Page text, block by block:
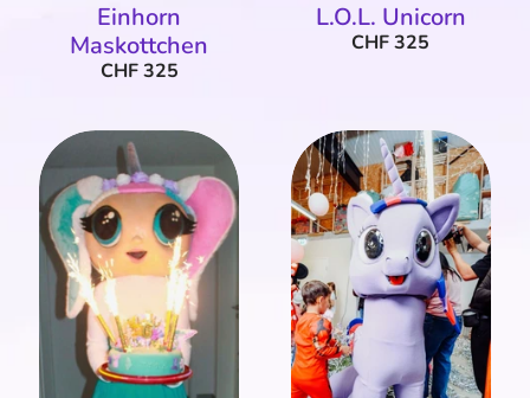
Einhorn
Maskottchen
CHF 325
L.O.L. Unicorn
CHF 325